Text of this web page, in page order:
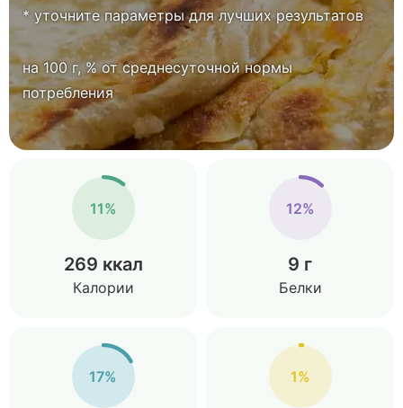
* уточните параметры для лучших результатов
на 100 г, % от среднесуточной нормы
потребления
11%
269 ккал
Калории
12%
9 г
Белки
17% 1%